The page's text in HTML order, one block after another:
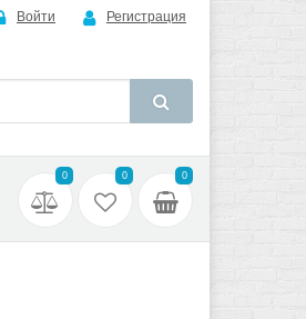
Войти Регистрация
0 0 0